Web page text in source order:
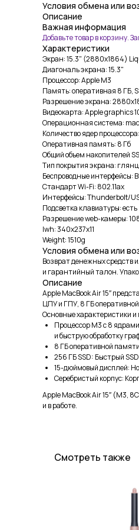
Условия обмена или
Описание
Важная информация
Добавьте товар в корзину.
Характеристики
Экран: 15.3" (2880x1864)
Диагональ экрана: 15.3"
Процессор: Apple M3
Память: оперативная 8 ГБ,
Разрешение экрана:
Видеокарта: Apple graphics
Операционная система:
Количество ядер
Оперативная память: 8 Гб
Общий объем накопителей
Тип покрытия экрана:
Беспроводные интерфейсы:
Стандарт Wi-Fi: 802.11ax
Интерфейсы: Thunderbolt/
Подсветка клавиатуры: есть
Разрешение web-камеры:
lwh: 340x237x11
Weight: 1510g
Условия обмена или
Возврат денежных средств
и гарантийный талон.
Описание
Apple MacBook Air 15″
ЦПУ и ГПУ, 8 ГБ
Основные характеристики и
Процессор M3 с 8
и быструю обработку
8 ГБ оперативной
256 ГБ SSD: Быстрый
15-дюймовый дисплей:
Серебристый корпус:
Apple MacBook Air 15″ (M3,
и в работе.
Смотреть также